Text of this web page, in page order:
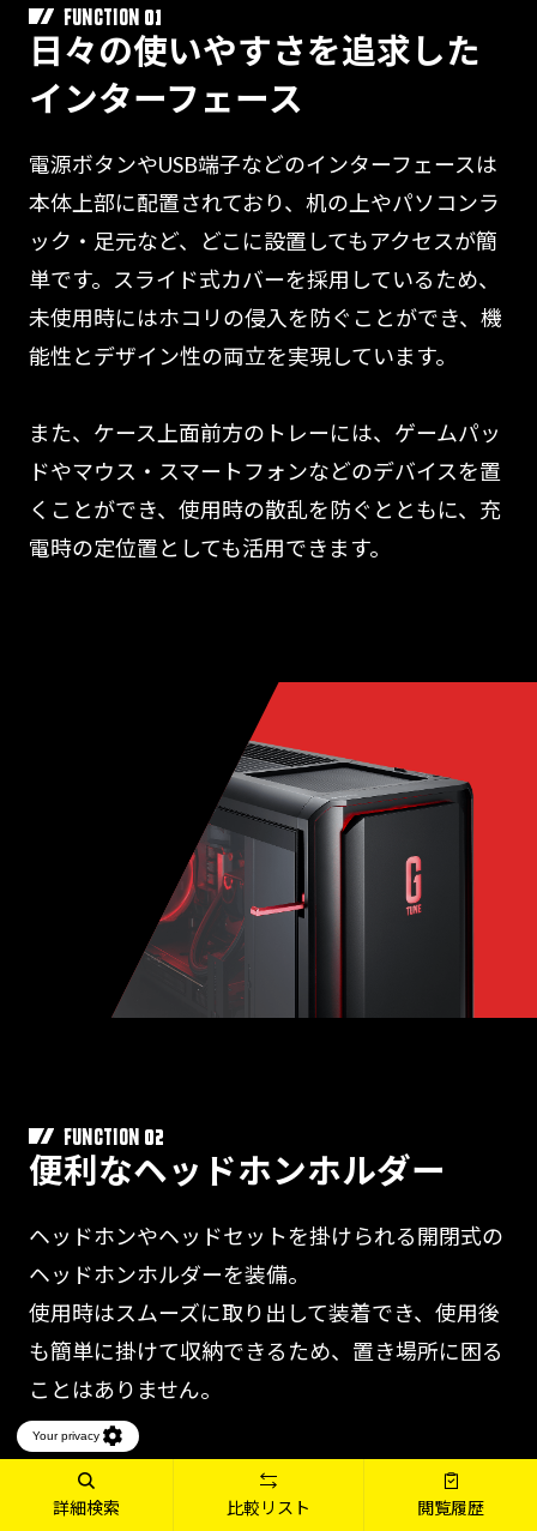
FUNCTION 01
日々の使いやすさを追求した
インターフェース
電源ボタンやUSB端子などのインターフェースは
本体上部に配置されており、机の上やパソコンラ
ック・足元など、どこに設置してもアクセスが簡
単です。スライド式カバーを採用しているため、
未使用時にはホコリの侵入を防ぐことができ、機
能性とデザイン性の両立を実現しています。
また、ケース上面前方のトレーには、ゲームパッ
ドやマウス・スマートフォンなどのデバイスを置
くことができ、使用時の散乱を防ぐとともに、充
電時の定位置としても活用できます。
FUNCTION 02
便利なヘッドホンホルダー
ヘッドホンやヘッドセットを掛けられる開閉式の
ヘッドホンホルダーを装備。
使用時はスムーズに取り出して装着でき、使用後
も簡単に掛けて収納できるため、置き場所に困る
ことはありません。
詳細検索 比較リスト 閲覧履歴